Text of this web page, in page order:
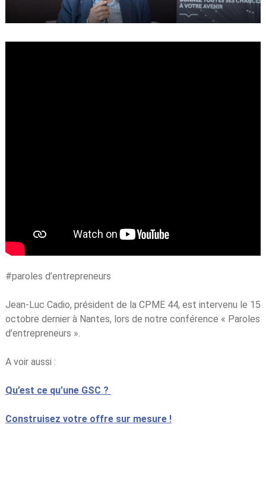
#paroles d’entrepreneurs
Jean-Luc Cadio, président de la CPME 44, est intervenu le 15
octobre dernier à Nantes, lors de notre conférence « Paroles
d’entrepreneurs ».
A voir aussi :
Qu’est ce qu’une GSC ?
Construisez votre offre sur mesure !